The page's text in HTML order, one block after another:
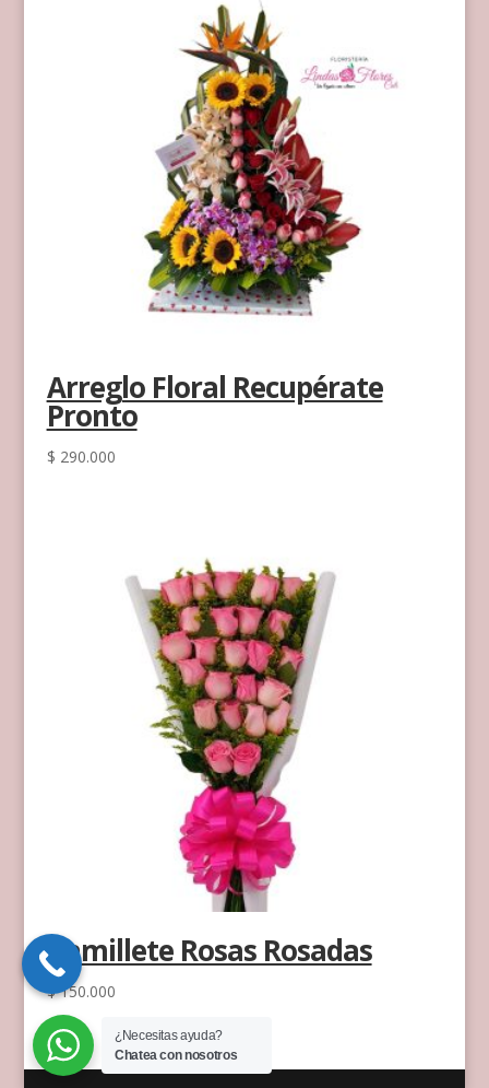
Arreglo Floral Recupérate
Pronto
$ 290.000
Ramillete Rosas Rosadas
$150.000
¿Necesitas ayuda?
Chatea con nosotros